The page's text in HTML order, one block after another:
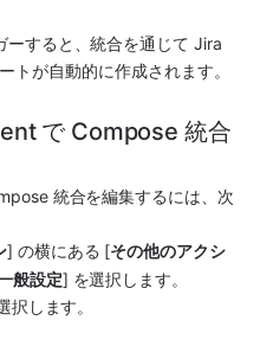
すると、統合を通じて Jira
トが自動的に作成されます。
で Compose 統合
統合を編集するには、次
] の横にある [その他のアクシ
般設定] を選択します。
択します。